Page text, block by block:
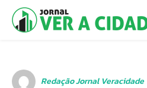
Redação Jornal Veracidade